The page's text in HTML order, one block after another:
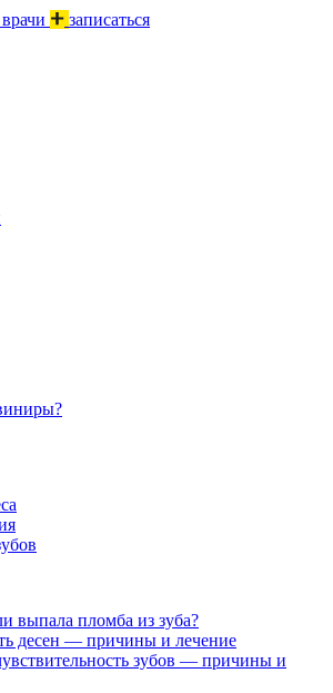
врачи
записаться
выпала пломба из зуба?
десен — причины и лечение
зубов — причины и